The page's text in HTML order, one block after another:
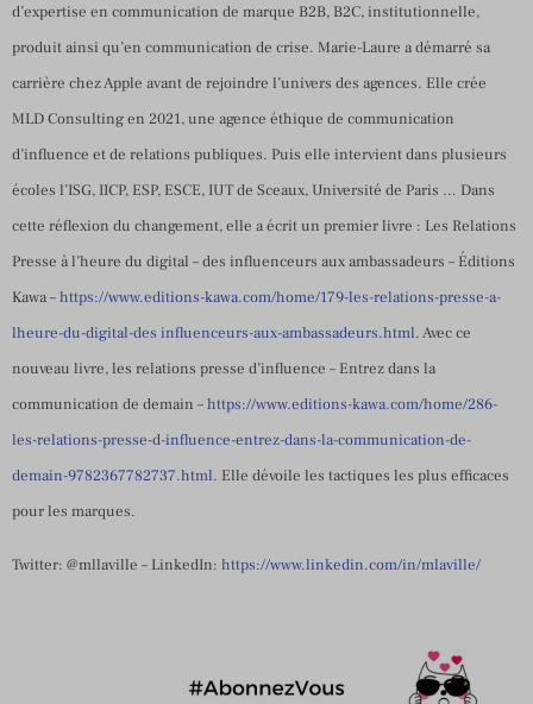
d’expertise en communication de marque B2B, B2C, institutionnelle,
produit ainsi qu’en communication de crise. Marie-Laure a démarré sa
carrière chez Apple avant de rejoindre l’univers des agences. Elle crée
MLD Consulting en 2021, une agence éthique de communication
d’influence et de relations publiques. Puis elle intervient dans plusieurs
écoles l’ISG, IICP, ESP, ESCE, IUT de Sceaux, Université de Paris … Dans
cette réflexion du changement, elle a écrit un premier livre : Les Relations
Presse à l’heure du digital – des influenceurs aux ambassadeurs – Éditions
Kawa –https://www.editions-kawa.com/home/179-les-relations-presse-a-
lheure-du-digital-des influenceurs-aux-ambassadeurs.html. Avec ce
nouveau livre, les relations presse d’influence – Entrez dans la
communication de demain –https://www.editions-kawa.com/home/286-
les-relations-presse-d-influence-entrez-dans-la-communication-de-
demain-9782367782737.html. Elle dévoile les tactiques les plus efficaces
pour les marques.
Twitter: @mllaville – LinkedIn: https://www.linkedin.com/in/mlaville/